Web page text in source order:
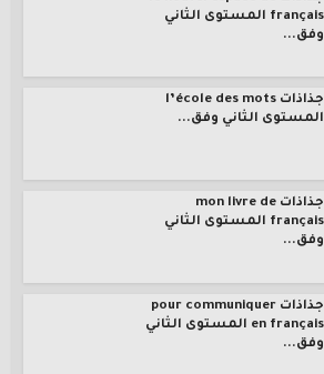
français المستوى الثاني
وفق...
جذاذات l’école des mots
المستوى الثاني وفق...
جذاذات mon livre de
français المستوى الثاني
وفق...
جذاذات pour communiquer
en français المستوى الثاني
وفق...